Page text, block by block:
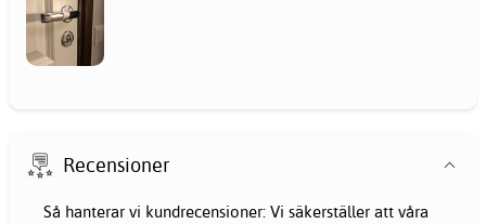
Recensioner
Så hanterar vi kundrecensioner: Vi säkerställer att våra